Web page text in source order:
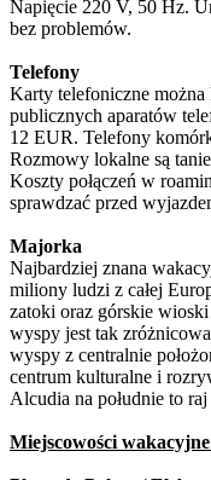
Napięcie 220 V, 50 Hz.
bez problemów.
Telefony
Karty telefoniczne
publicznych aparatów
12 EUR. Telefony
Rozmowy lokalne są
Koszty połączeń w
sprawdzać przed
Majorka
Najbardziej znana
miliony ludzi z całej
zatoki oraz górskie
wyspy jest tak
wyspy z centralnie
centrum kulturalne i
Alcudia na południe to
Miejscowości